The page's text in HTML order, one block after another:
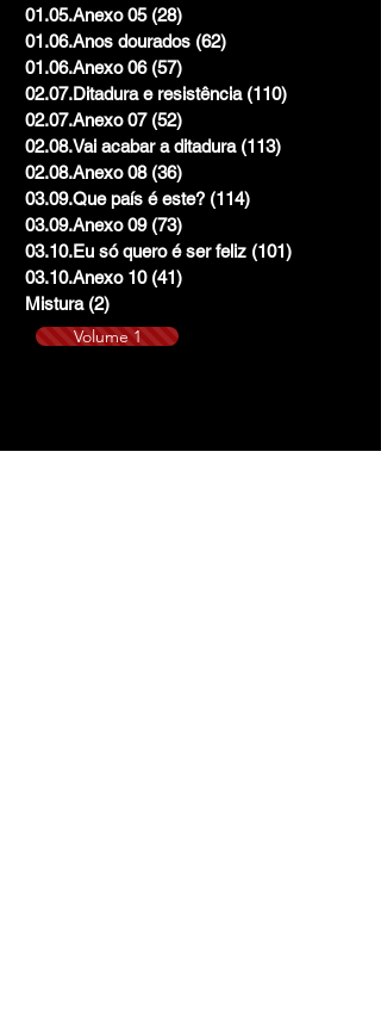
01.05.Anexo 05 (28)
01.06.Anos dourados (62)
01.06.Anexo 06 (57)
02.07.Ditadura e resistência (110)
02.07.Anexo 07 (52)
02.08.Vai acabar a ditadura (113)
02.08.Anexo 08 (36)
03.09.Que país é este? (114)
03.09.Anexo 09 (73)
03.10.Eu só quero é ser feliz (101)
03.10.Anexo 10 (41)
Mistura (2)
Volume 1